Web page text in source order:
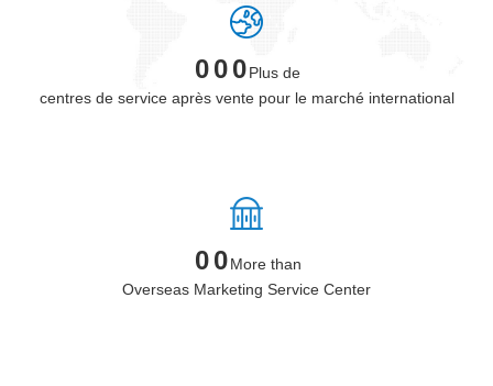
Plus de
centres de service après vente pour le marché international
More than
Overseas Marketing Service Center